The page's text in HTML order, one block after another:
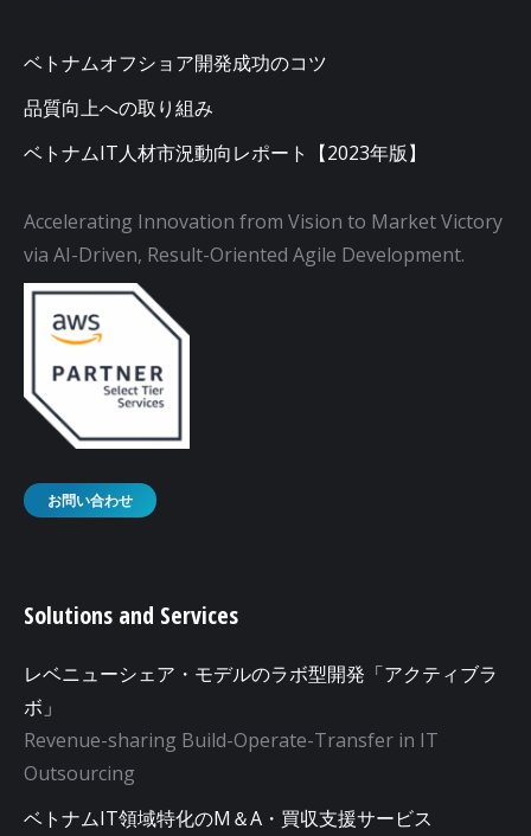
ベトナムオフショア開発成功のコツ
品質向上への取り組み
ベトナムIT人材市況動向レポート【2023年版】
Accelerating Innovation from Vision to Market Victory
via AI-Driven, Result-Oriented Agile Development.
お問い合わせ
Solutions and Services
レベニューシェア・モデルのラボ型開発「アクティブラ
ボ」
Revenue-sharing Build-Operate-Transfer in IT
Outsourcing
ベトナムIT領域特化のM＆A・買収支援サービス